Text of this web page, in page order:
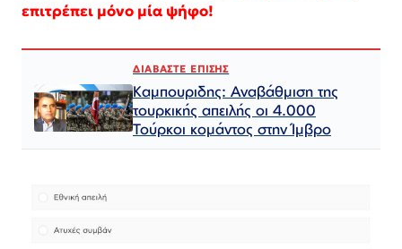
επιτρέπει μόνο μία ψήφο!
ΔΙΑΒΑΣΤΕ ΕΠΙΣΗΣ
Καμπουριδης: Αναβάθμιση της
τουρκικής απειλής οι 4.000
Τούρκοι κομάντος στην Ίμβρο